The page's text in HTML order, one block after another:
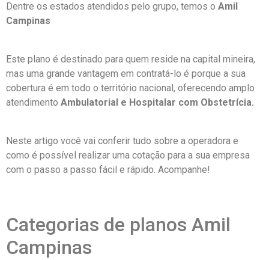
Dentre os estados atendidos pelo grupo, temos o Amil
Campinas
Este plano é destinado para quem reside na capital mineira,
mas uma grande vantagem em contratá-lo é porque a sua
cobertura é em todo o território nacional, oferecendo amplo
atendimento Ambulatorial e Hospitalar com Obstetrícia.
Neste artigo você vai conferir tudo sobre a operadora e
como é possível realizar uma cotação para a sua empresa
com o passo a passo fácil e rápido. Acompanhe!
Categorias de planos Amil
Campinas